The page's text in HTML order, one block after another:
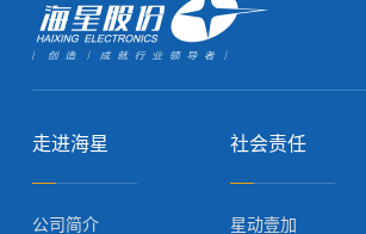
走进海星
公司简介
社会责任
星动壹加